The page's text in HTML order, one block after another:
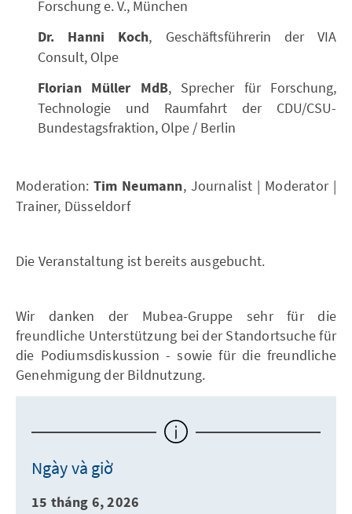
Forschung e. V., München
Dr. Hanni Koch, Geschäftsführerin der VIA
Consult, Olpe
Florian Müller MdB, Sprecher für Forschung,
Technologie und Raumfahrt der CDU/CSU-
Bundestagsfraktion, Olpe / Berlin
Moderation: Tim Neumann, Journalist | Moderator |
Trainer, Düsseldorf
Die Veranstaltung ist bereits ausgebucht.
Wir danken der Mubea-Gruppe sehr für die
freundliche Unterstützung bei der Standortsuche für
die Podiumsdiskussion - sowie für die freundliche
Genehmigung der Bildnutzung.
Ngày và giờ
15 tháng 6, 2026